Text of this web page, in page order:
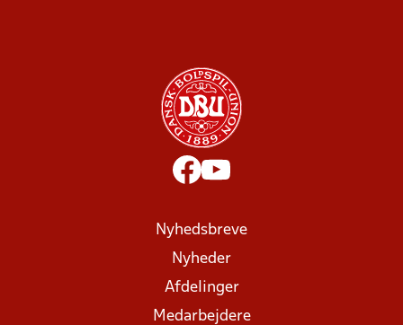
Nyhedsbreve
Nyheder
Afdelinger
Medarbejdere